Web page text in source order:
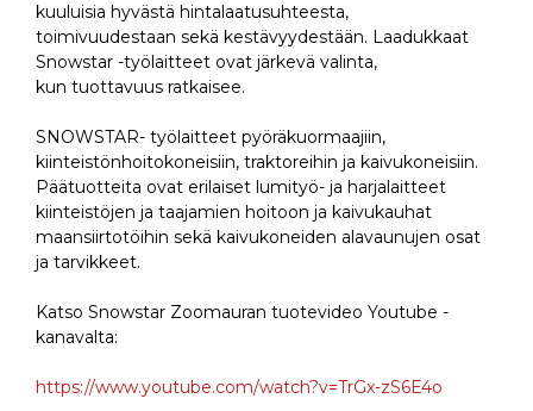
kuuluisia hyvästä hintalaatusuhteesta,
toimivuudestaan sekä kestävyydestään. Laadukkaat
Snowstar -työlaitteet ovat järkevä valinta,
kun tuottavuus ratkaisee.
SNOWSTAR- työlaitteet pyöräkuormaajiin,
kiinteistönhoitokoneisiin, traktoreihin ja kaivukoneisiin.
Päätuotteita ovat erilaiset lumityö- ja harjalaitteet
kiinteistöjen ja taajamien hoitoon ja kaivukauhat
maansiirtotöihin sekä kaivukoneiden alavaunujen osat
ja tarvikkeet.
Katso Snowstar Zoomauran tuotevideo Youtube -
kanavalta:
https://www.youtube.com/watch?v=TrGx-zS6E4o